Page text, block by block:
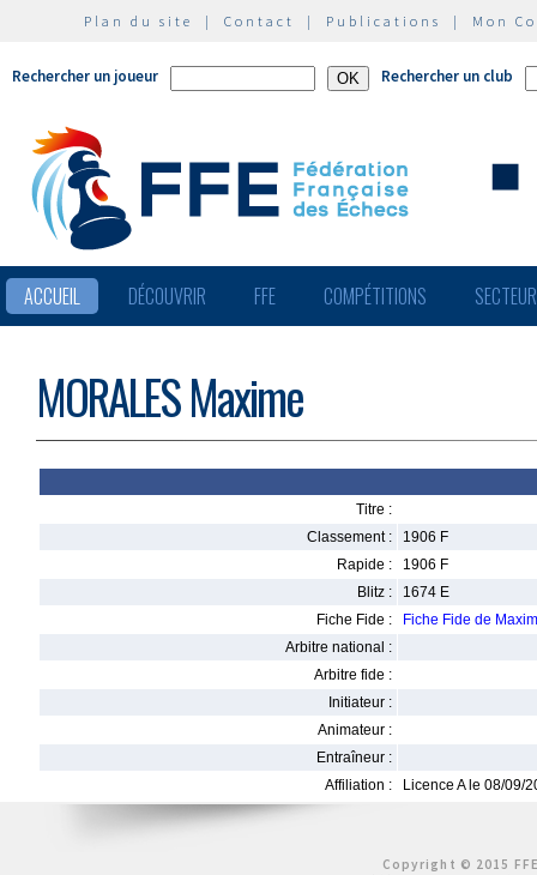
Plan du site | Contact | Publications | Mon
Rechercher un joueur Rechercher un club
ACCUEIL DÉCOUVRIR FFE COMPÉTITIONS
MORALES Maxime
Titre :
Classement :
1906 F
Rapide :
1906 F
Blitz :
1674 E
Fiche Fide :
Fiche Fide de
Arbitre national :
Arbitre fide :
Initiateur :
Animateur :
Entraîneur :
Affiliation :
Licence A le 08/09/
Copyright © 2015